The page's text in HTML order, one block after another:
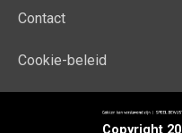
Contact
Cookie-beleid
Copyright